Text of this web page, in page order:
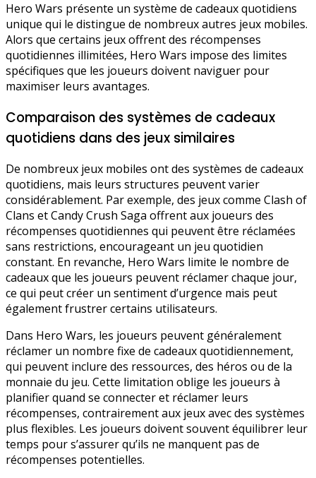
Hero Wars présente un système de cadeaux quotidiens
unique qui le distingue de nombreux autres jeux mobiles.
Alors que certains jeux offrent des récompenses
quotidiennes illimitées, Hero Wars impose des limites
spécifiques que les joueurs doivent naviguer pour
maximiser leurs avantages.
Comparaison des systèmes de cadeaux
quotidiens dans des jeux similaires
De nombreux jeux mobiles ont des systèmes de cadeaux
quotidiens, mais leurs structures peuvent varier
considérablement. Par exemple, des jeux comme Clash of
Clans et Candy Crush Saga offrent aux joueurs des
récompenses quotidiennes qui peuvent être réclamées
sans restrictions, encourageant un jeu quotidien
constant. En revanche, Hero Wars limite le nombre de
cadeaux que les joueurs peuvent réclamer chaque jour,
ce qui peut créer un sentiment d’urgence mais peut
également frustrer certains utilisateurs.
Dans Hero Wars, les joueurs peuvent généralement
réclamer un nombre fixe de cadeaux quotidiennement,
qui peuvent inclure des ressources, des héros ou de la
monnaie du jeu. Cette limitation oblige les joueurs à
planifier quand se connecter et réclamer leurs
récompenses, contrairement aux jeux avec des systèmes
plus flexibles. Les joueurs doivent souvent équilibrer leur
temps pour s’assurer qu’ils ne manquent pas de
récompenses potentielles.